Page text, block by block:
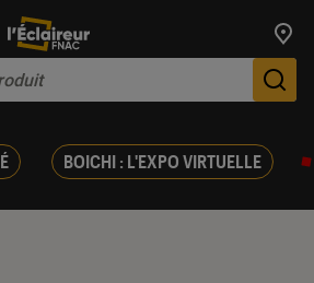
BOICHI : L'EXPO VIRTUELLE